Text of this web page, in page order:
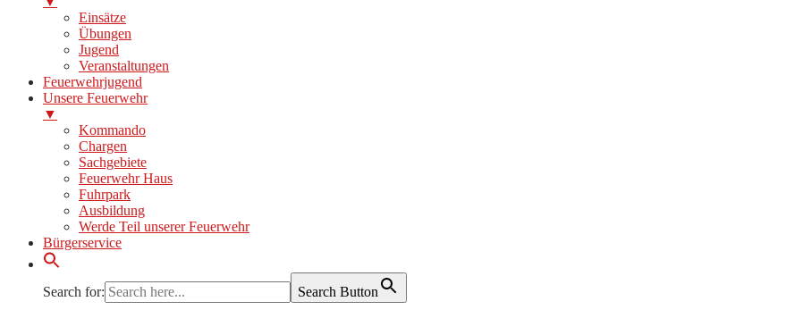
Einsätze
Übungen
Jugend
Veranstaltungen
Feuerwehrjugend
Unsere Feuerwehr
▼
Kommando
Chargen
Sachgebiete
Feuerwehr Haus
Fuhrpark
Ausbildung
Werde Teil unserer Feuerwehr
Bürgerservice
Search for: Search Button